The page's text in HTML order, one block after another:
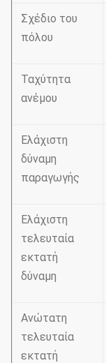
Σχέδιο του
πόλου
Ταχύτητα
ανέμου
Ελάχιστη
δύναμη
παραγωγής
Ελάχιστη
τελευταία
εκτατή
δύναμη
Ανώτατη
τελευταία
εκτατή